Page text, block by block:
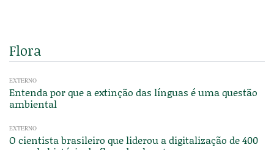
Flora
EXTERNO
Entenda por que a extinção das línguas é uma questão
ambiental
EXTERNO
O cientista brasileiro que liderou a digitalização de 400